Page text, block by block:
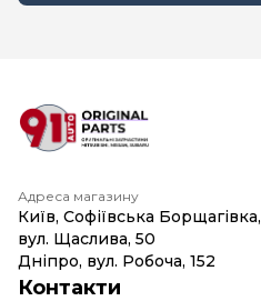
Адреса магазину
Київ, Софіївська Борщагівка,
вул. Щаслива, 50
Дніпро, вул. Робоча, 152
Контакти